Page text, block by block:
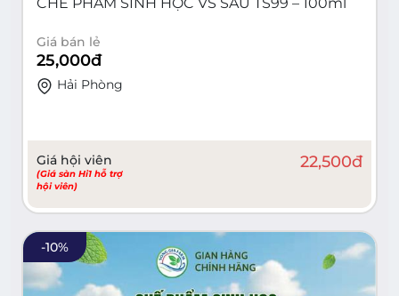
Giá bán lẻ
25,000đ
Hải Phòng
Giá hội viên
(Giá sàn Hi1 hỗ trợ
hội viên)
22,500đ
-10%